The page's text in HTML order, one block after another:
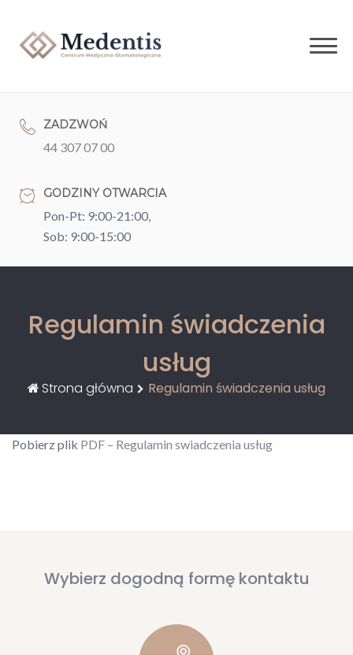
content
ZADZWOŃ
44 307 07 00
GODZINY OTWARCIA
Pon-Pt: 9:00-21:00,
Sob: 9:00-15:00
Regulamin świadczenia
usług
Strona główna Regulamin świadczenia usług
Pobierz plik PDF – Regulamin swiadczenia usług
Wybierz dogodną formę kontaktu